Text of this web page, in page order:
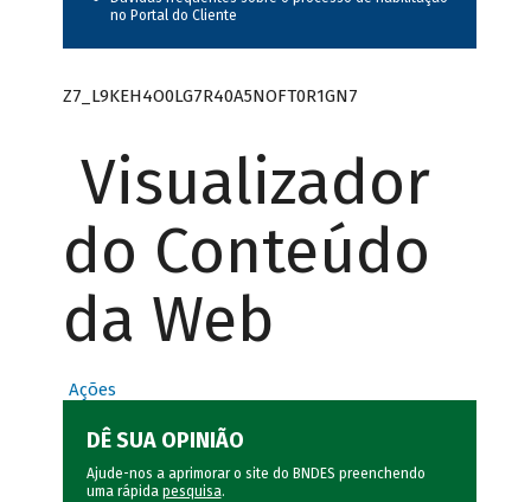
no Portal do Cliente
Z7_L9KEH4O0LG7R40A5NOFT0R1GN7
Visualizador
do Conteúdo
da Web
Ações
DÊ SUA OPINIÃO
Ajude-nos a aprimorar o site do BNDES preenchendo
uma rápida pesquisa.